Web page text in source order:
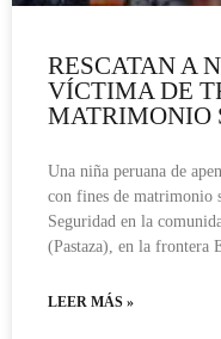
RESCATAN A
VÍCTIMA DE
MATRIMONIO
Una niña peruana de
con fines de matrimonio
Seguridad en la
(Pastaza), en la frontera
LEER MÁS »